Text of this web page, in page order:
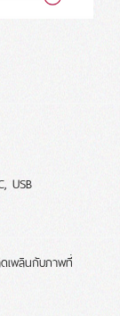
USB
เพลินกับภาพที่